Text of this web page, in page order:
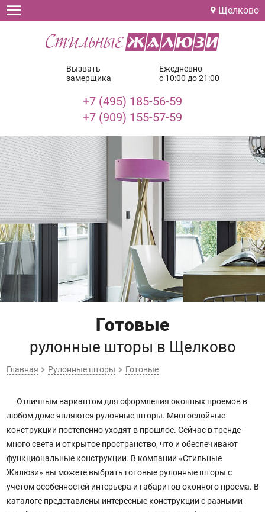
Щелково
Вызвать
замерщика
Ежедневно
с 10:00 до 21:00
+7 (495) 185-56-59
+7 (909) 155-57-59
Готовые
рулонные шторы в Щелково
Главная Рулонные шторы Готовые
Отличным вариантом для оформления оконных проемов в
любом доме являются рулонные шторы. Многослойные
конструкции постепенно уходят в прошлое. Сейчас в тренде-
много света и открытое пространство, что и обеспечивают
функциональные конструкции. В компании «Стильные
Жалюзи» вы можете выбрать готовые рулонные шторы с
учетом особенностей интерьера и габаритов оконного проема. В
каталоге представлены интересные конструкции с разными